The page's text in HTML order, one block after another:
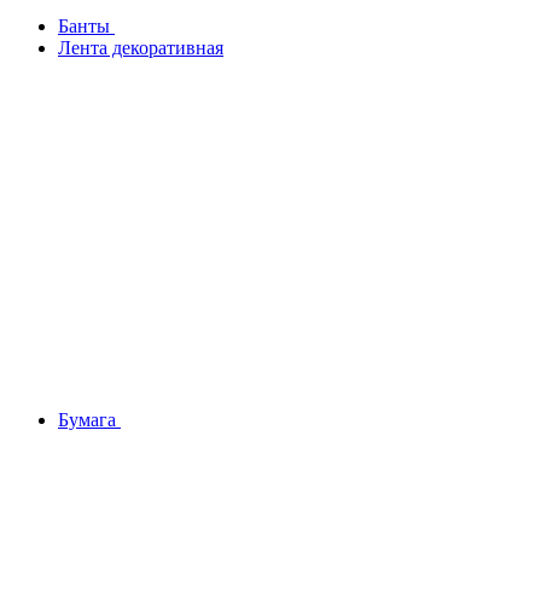
Банты
Лента декоративная
Бумага